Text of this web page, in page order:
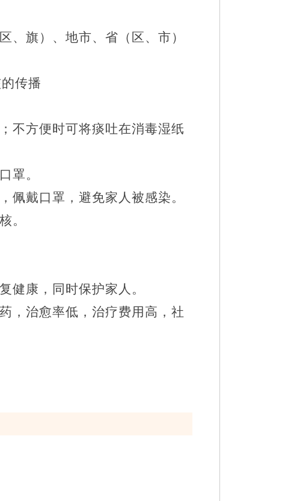
、旗）、地市、省（区、市）
传播
不方便时可将痰吐在消毒湿纸
罩。
佩戴口罩，避免家人被感染。
。
健康，同时保护家人。
，治愈率低，治疗费用高，社